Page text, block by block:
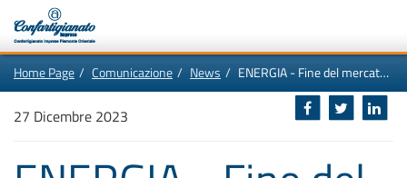
Vai
In
questa
di
navigazione
Ricerca
nel
Home Page Comunicazione News ENERGIA - Fine del mercato tutelato: non decidere a caso, scegli le persone di Confartigianato (no call center)
27 Dicembre 2023